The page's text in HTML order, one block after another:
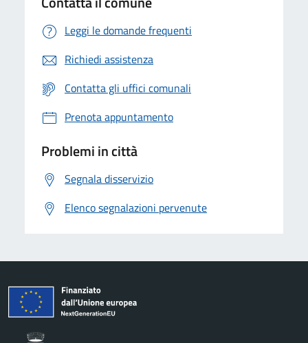
Leggi le domande frequenti
Richiedi assistenza
Contatta gli uffici comunali
Prenota appuntamento
Problemi in città
Segnala disservizio
Elenco segnalazioni pervenute